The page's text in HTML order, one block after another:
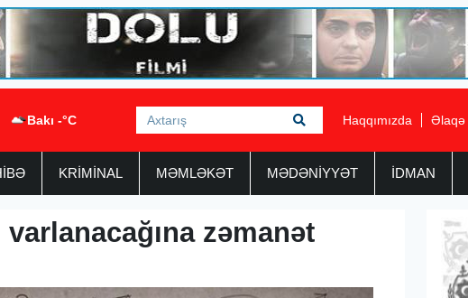
Bakı -°C Haqqımızda Əlaqə
KRİMİNAL MƏMLƏKƏT MƏDƏNİYYƏT İDMAN
zəmanət